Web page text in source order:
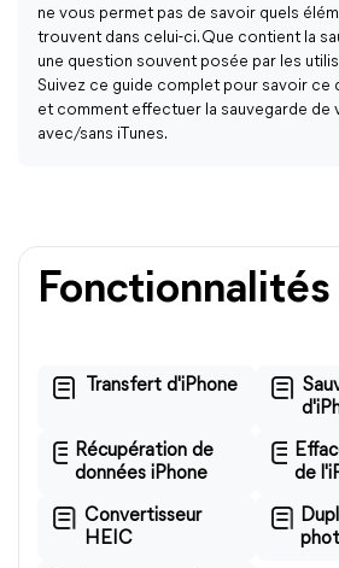
ne vous permet pas de savoir quels
trouvent dans celui-ci. Que contient la
une question souvent posée par les
Suivez ce guide complet pour savoir ce
et comment effectuer la sauvegarde de
avec/sans iTunes.
Fonctionnalités
Transfert d'iPhone
Récupération de
données iPhone
de
Convertisseur
HEIC